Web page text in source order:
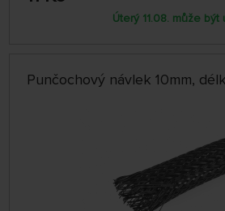
Úterý 11.08. může být
Punčochový návlek 10mm,